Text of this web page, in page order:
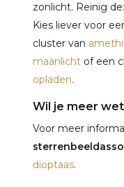
zonlicht. Reinig
Kies liever voor
cluster van
maanlicht of een
opladen.
Wil je meer
Voor meer
dioptaas.